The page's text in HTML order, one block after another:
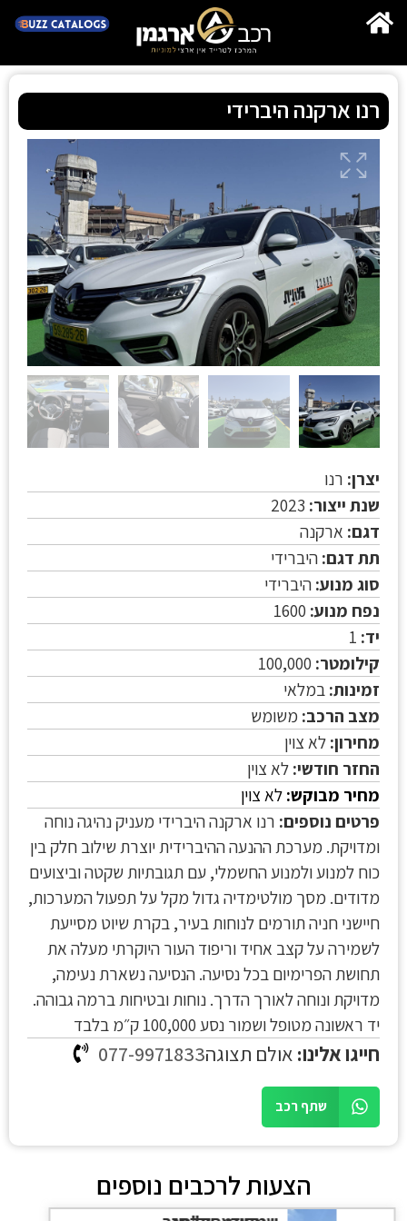
יצרן: רנו
שנת ייצור:
דגם: ארקנה
תת דגם:היברידי
סוג מנוע:היברידי
נפח מנוע:
יד:
קילומטר:
זמינות:במלאי
מצב הרכב: משומש
מחירון:לא צוין
החזר חודשי:לא צוין
מחיר מבוקש:לא צוין
פרטים נוספים: רנו ארקנה היברידי מעניק נהיגה נוחה
ומדויקת. מערכת ההנעה ההיברידית יוצרת שילוב חלק בין
כוח למנוע ולמנוע החשמלי, עם תגובתיות שקטה וביצועים
מדודים. מסך מולטימדיה גדול מקל על תפעול המערכות,
חיישני חניה תורמים לנוחות בעיר, בקרת שיוט מסייעת
לשמירה על קצב אחיד וריפוד העור היוקרתי מעלה את
תחושת הפרימיום בכל נסיעה. הנסיעה נשארת נעימה,
מדויקת ונוחה לאורך הדרך. נוחות ובטיחות ברמה גבוהה.
יד ראשונה מטופל ושמור נסע 100,000 ק״מ בלבד
חייגו אלינו: אולם תצוגה077-9971833
שתף רכב
רנו ארקנה היברידי
הצעות לרכבים נוספים